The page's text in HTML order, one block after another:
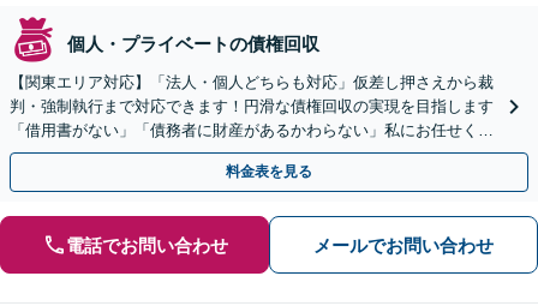
個人・プライベートの債権回収
【関東エリア対応】「法人・個人どちらも対応」仮差し押さえから裁
判・強制執行まで対応できます！円滑な債権回収の実現を目指します
「借用書がない」「債務者に財産があるかわらない」私にお任せくだ
さい！【分割払いあり】【休日・夜間相談可】
料金表を見る
電話でお問い合わせ メールでお問い合わせ